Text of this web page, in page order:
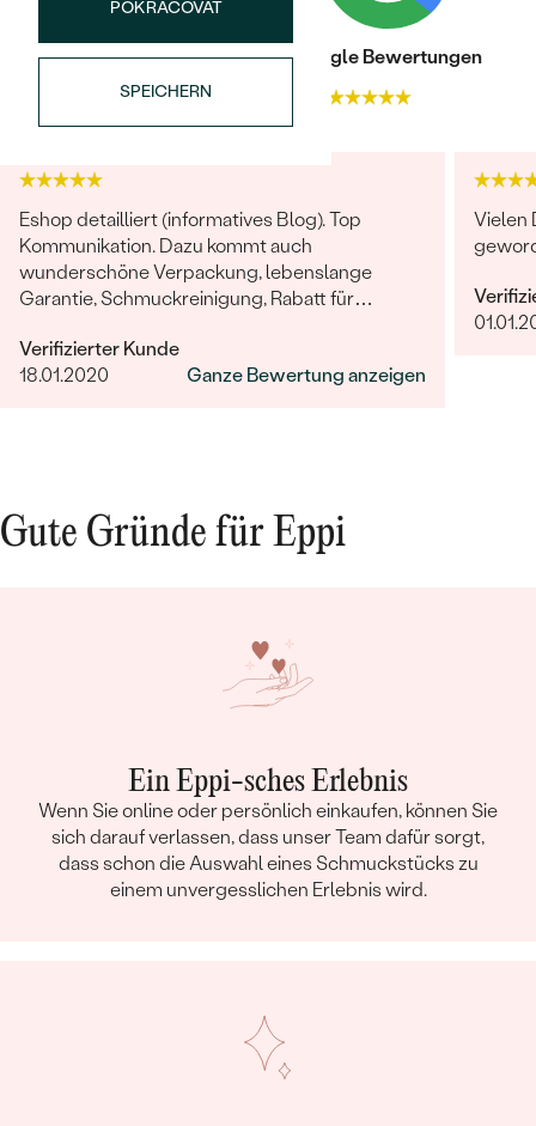
POKRAČOVAT
SPEICHERN
Trusted shop BewertungenGoogle Bewertungen
Eshop detailliert (informatives Blog). Top
Kommunikation. Dazu kommt auch
wunderschöne Verpackung, lebenslange
Garantie, Schmuckreinigung, Rabatt für
selbst - professionelle Arbeit und einzigartige
Design.
Verifizierter Kunde
18.01.2020
Ganze Bewertung anzeigen
Vielen
Gute Gründe für Eppi
Ein Eppi-sches Erlebnis
Wenn Sie online oder persönlich einkaufen, können Sie
sich darauf verlassen, dass unser Team dafür sorgt,
dass schon die Auswahl eines Schmuckstücks zu
einem unvergesslichen Erlebnis wird.